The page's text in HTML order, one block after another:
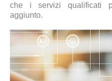
che i servizi qualificati
aggiunto.